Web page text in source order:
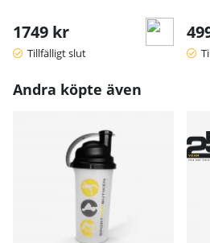
1749 kr
Tillfälligt slut
Andra köpte även